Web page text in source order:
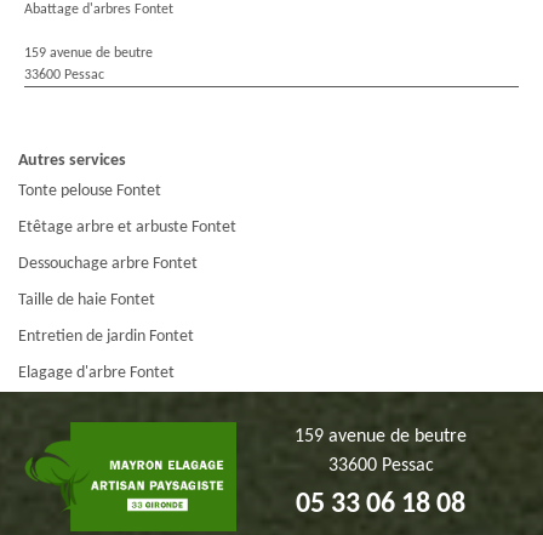
Abattage d'arbres Fontet
159 avenue de beutre
33600 Pessac
Autres services
Tonte pelouse Fontet
Etêtage arbre et arbuste Fontet
Dessouchage arbre Fontet
Taille de haie Fontet
Entretien de jardin Fontet
Elagage d'arbre Fontet
159 avenue de beutre
33600 Pessac
05 33 06 18 08